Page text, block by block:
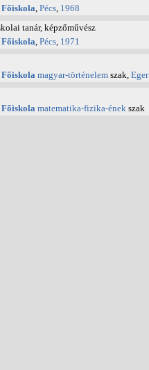
Pécs 1968
tanár, képzőművész
Pécs 1971
magyar-történelem szak, Eger
matematika-fizika-ének szak